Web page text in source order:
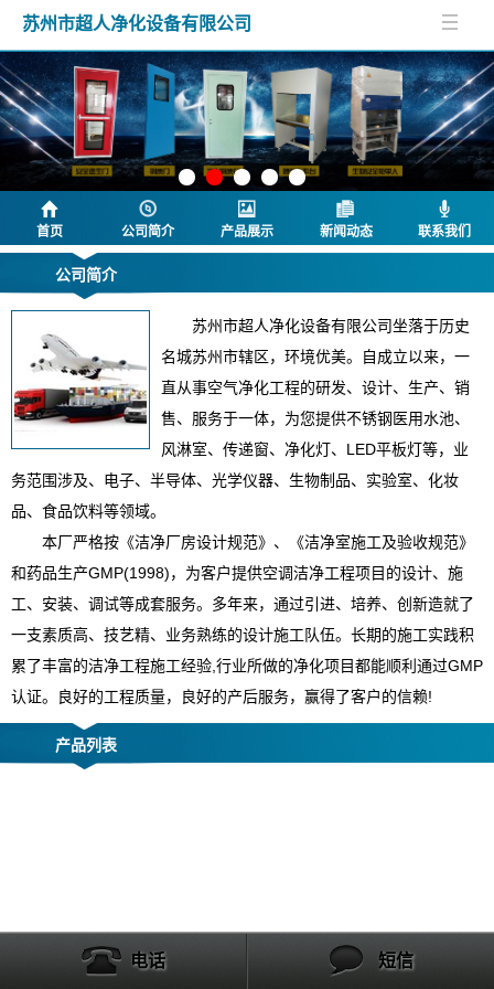
苏州市超人净化设备有限公司
首页 公司简介 产品展示 新闻动态 联系我们
公司简介
苏州市超人净化设备有限公司坐落于历史
名城苏州市辖区，环境优美。自成立以来，一
直从事空气净化工程的研发、设计、生产、销
售、服务于一体，为您提供不锈钢医用水池、
风淋室、传递窗、净化灯、LED平板灯等，业
务范围涉及、电子、半导体、光学仪器、生物制品、实验室、化妆
品、食品饮料等领域。
本厂严格按《洁净厂房设计规范》、《洁净室施工及验收规范》
和药品生产GMP(1998)，为客户提供空调洁净工程项目的设计、施
工、安装、调试等成套服务。多年来，通过引进、培养、创新造就了
一支素质高、技艺精、业务熟练的设计施工队伍。长期的施工实践积
累了丰富的洁净工程施工经验,行业所做的净化项目都能顺利通过GMP
认证。良好的工程质量，良好的产后服务，赢得了客户的信赖!
产品列表
电话 短信